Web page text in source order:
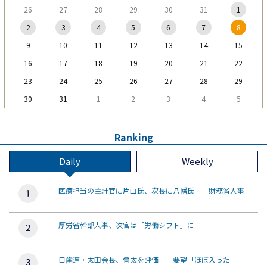
26 27 28 29 30 31
1
2
3 4 5 6 7
8
9
10 11 12 13 14
15
16
17 18 19 20 21
22
23
24 25 26 27 28
29
30
31 1 2 3 4 5
Ranking
Daily Weekly
医療担当の主計官に片山氏、次長に八幡氏 財務省人事
厚労省幹部人事、次官は「労働シフト」に
日歯連・太田会長、骨太を評価 要望「ほぼ入った」